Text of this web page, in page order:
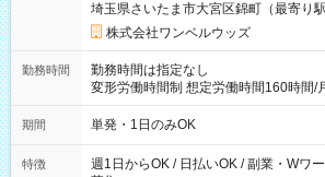
埼玉県さいたま市大宮区錦町（最寄り駅
株式会社ワンベルウッズ
勤務時間
勤務時間は指定なし
変形労働時間制 想定労働時間160時間/月 【シフト例】 ・8：
～21：00
期間 単発・1日のみOK
特徴
週1日からOK / 日払いOK / 副業・Wワ